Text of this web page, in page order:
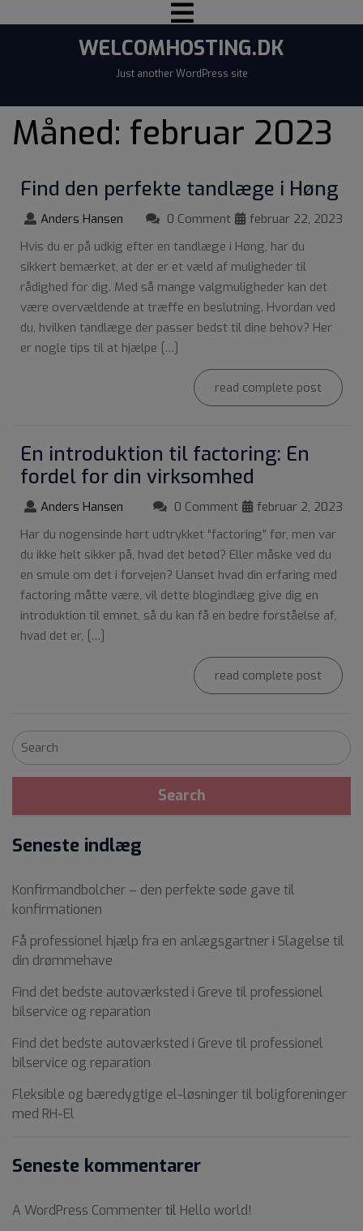
WELCOMHOSTING.DK
Just another WordPress site
Måned: februar 2023
Find den perfekte tandlæge i Høng
Anders Hansen februar 22, 2023
0 Comment
Hvis du er på udkig efter en tandlæge i Høng, har du
sikkert bemærket, at der er et væld af muligheder til
rådighed for dig. Med så mange valgmuligheder kan det
være overvældende at træffe en beslutning. Hvordan ved
du, hvilken tandlæge der passer bedst til dine behov? Her
er nogle tips til at hjælpe […]
read complete post
En introduktion til factoring: En
fordel for din virksomhed
Anders Hansen februar 2, 2023
0 Comment
Har du nogensinde hørt udtrykket “factoring” før, men var
du ikke helt sikker på, hvad det betød? Eller måske ved du
en smule om det i forvejen? Uanset hvad din erfaring med
factoring måtte være, vil dette blogindlæg give dig en
introduktion til emnet, så du kan få en bedre forståelse af,
hvad det er, […]
read complete post
Seneste indlæg
Konfirmandbolcher – den perfekte søde gave til
konfirmationen
Få professionel hjælp fra en anlægsgartner i Slagelse til
din drømmehave
Find det bedste autoværksted i Greve til professionel
bilservice og reparation
Find det bedste autoværksted i Greve til professionel
bilservice og reparation
Fleksible og bæredygtige el-løsninger til boligforeninger
med RH-El
Seneste kommentarer
A WordPress Commentertil Hello world!